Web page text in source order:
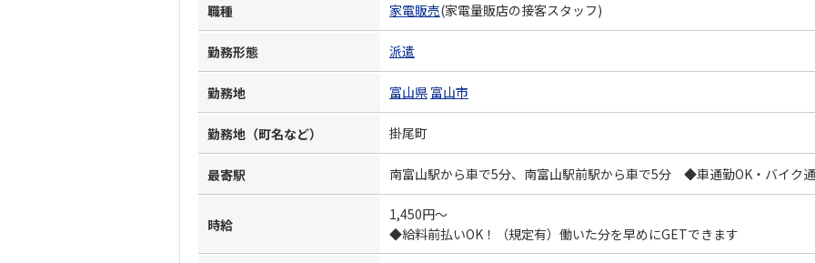
職種 家電販売(家電量販店の接客スタッフ)
勤務形態 派遣
勤務地 富山県 富山市
勤務地（町名など） 掛尾町
最寄駅 南富山駅から車で5分、南富山駅前駅から車で5分 ◆車通勤OK・バイク
時給
1,450円～
◆給料前払いOK！（規定有）働いた分を早めにGETできます